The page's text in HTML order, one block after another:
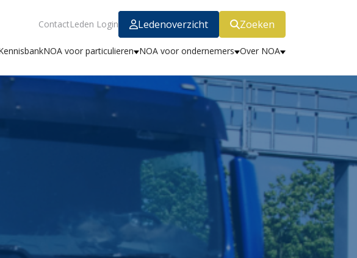
ContactLeden Login Ledenoverzicht Zoeken
NOA voor particulieren NOA voor ondernemers Over NOA